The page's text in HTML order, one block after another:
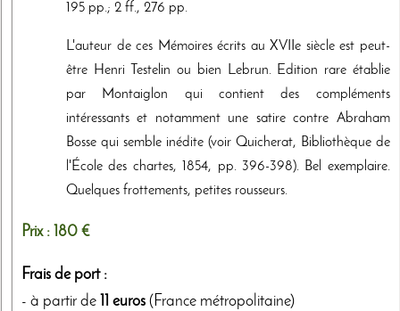
195 pp.; 2 ff., 276 pp.
L'auteur de ces Mémoires écrits au XVIIe siècle est peut-
être Henri Testelin ou bien Lebrun. Edition rare établie
par Montaiglon qui contient des compléments
intéressants et notamment une satire contre Abraham
Bosse qui semble inédite (voir Quicherat, Bibliothèque de
l'École des chartes, 1854, pp. 396-398). Bel exemplaire.
Quelques frottements, petites rousseurs.
Prix : 180 €
Frais de port :
- à partir de
11 euros (France métropolitaine)